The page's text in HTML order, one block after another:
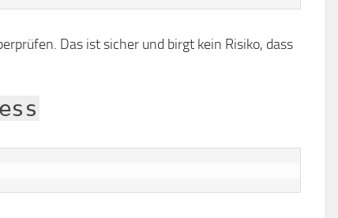
Das ist sicher und birgt kein Risiko, dass